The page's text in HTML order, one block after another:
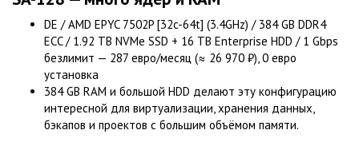
DE / AMD EPYC 7502P [32c-64t] (3.4GHz) / 384 GB DDR4
ECC / 1.92 TB NVMe SSD + 16 TB Enterprise HDD / 1 Gbps
безлимит — 287 евро/месяц (≈ 26 970 ₽), 0 евро
установка
384 GB RAM и большой HDD делают эту конфигурацию
интересной для виртуализации, хранения данных,
бэкапов и проектов с большим объёмом памяти.